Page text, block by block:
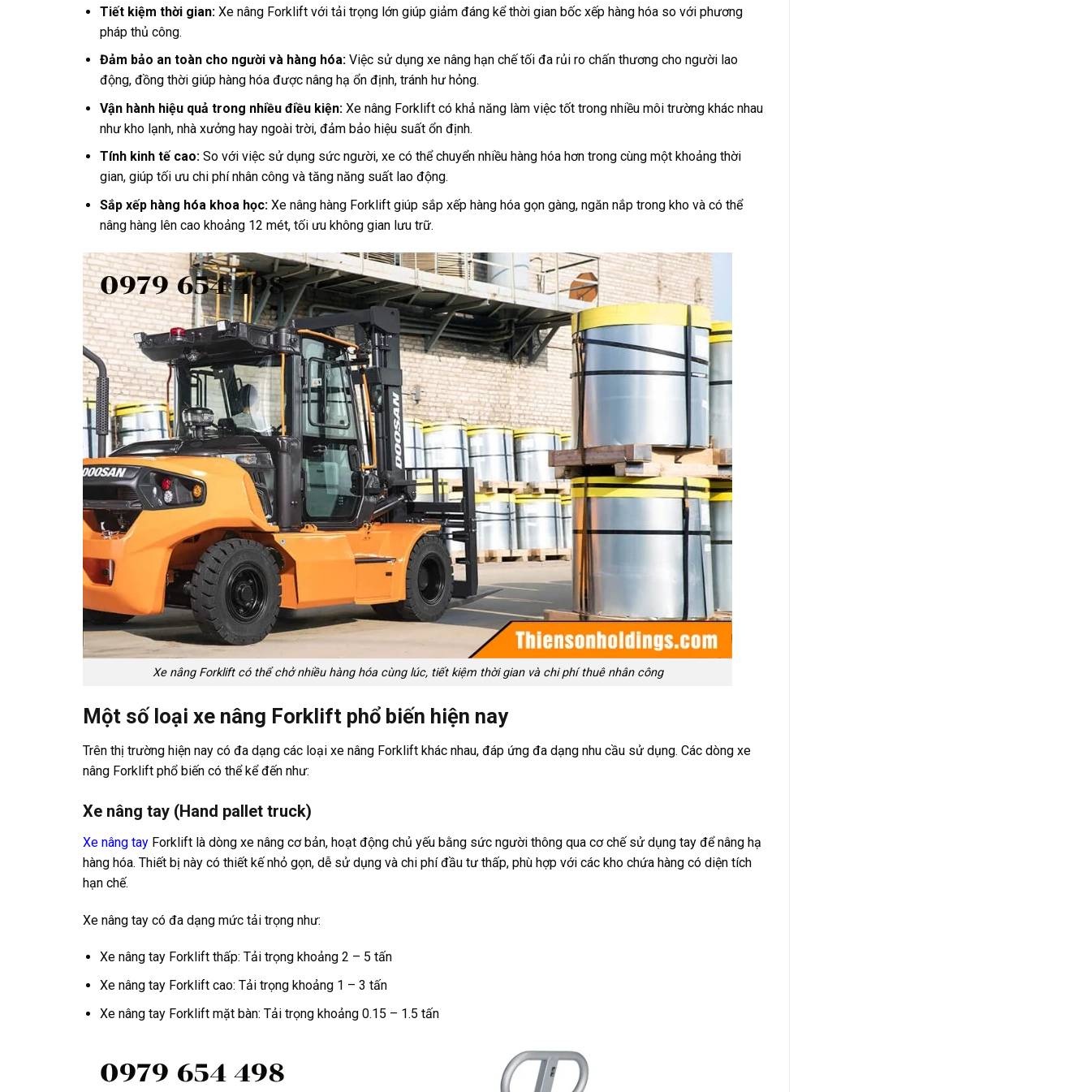
Tiết kiệm thời gian:Xe nâng Forklift với tải trọng lớn giúp giảm đáng kể thời gian bốc xếp hàng hóa so với phương
pháp thủ công.
Đảm bảo an toàn cho người và hàng hóa:Việc sử dụng xe nâng hạn chế tối đa rủi ro chấn thương cho người lao
động, đồng thời giúp hàng hóa được nâng hạ ổn định, tránh hư hỏng.
Vận hành hiệu quả trong nhiều điều kiện:Xe nâng Forklift có khả năng làm việc tốt trong nhiều môi trường khác nhau
như kho lạnh, nhà xưởng hay ngoài trời, đảm bảo hiệu suất ổn định.
Tính kinh tế cao:So với việc sử dụng sức người, xe có thể chuyển nhiều hàng hóa hơn trong cùng một khoảng thời
gian, giúp tối ưu chi phí nhân công và tăng năng suất lao động.
Sắp xếp hàng hóa khoa học:Xe nâng hàng Forklift giúp sắp xếp hàng hóa gọn gàng, ngăn nắp trong kho và có thể
nâng hàng lên cao khoảng 12 mét, tối ưu không gian lưu trữ.
Xe nâng Forklift có thể chở nhiều hàng hóa cùng lúc, tiết kiệm thời gian và chi phí thuê nhân công
Một số loại xe nâng Forklift phổ biến hiện nay
Trên thị trường hiện nay có đa dạng các loại xe nâng Forklift khác nhau, đáp ứng đa dạng nhu cầu sử dụng. Các dòng xe
nâng Forklift phổ biến có thể kể đến như:
Xe nâng tay (Hand pallet truck)
Xe nâng tay Forklift là dòng xe nâng cơ bản, hoạt động chủ yếu bằng sức người thông qua cơ chế sử dụng tay để nâng hạ
hàng hóa. Thiết bị này có thiết kế nhỏ gọn, dễ sử dụng và chi phí đầu tư thấp, phù hợp với các kho chứa hàng có diện tích
hạn chế.
Xe nâng tay có đa dạng mức tải trọng như:
Xe nâng tay Forklift thấp: Tải trọng khoảng 2 – 5 tấn
Xe nâng tay Forklift cao: Tải trọng khoảng 1 – 3 tấn
Xe nâng tay Forklift mặt bàn: Tải trọng khoảng 0.15 – 1.5 tấn